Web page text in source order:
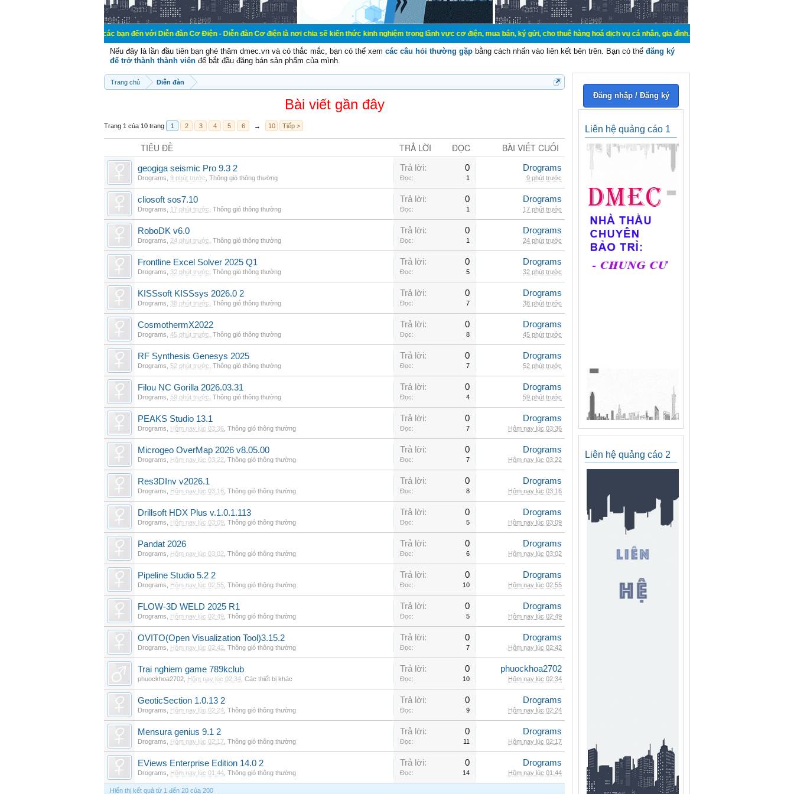
Chào mừng các bạn đến với Diễn đàn Cơ Điện - Diễn đàn Cơ điện là nơi chia sẽ kiến thức kinh nghiệm trong lãnh vực cơ điện, mua bán, ký gửi, cho thuê hàng hoá dịch vụ cá nhân, gia đình. Mua bán, ký gửi, cho thuê thiết bị hệ
Nếu đây là lần đầu tiên bạn ghé thăm dmec.vn và có thắc mắc, bạn có thể xem các câu hỏi thường gặp bằng cách nhấn vào liên kết bên trên. Bạn có thể đăng ký
để trở thành thành viên để bắt đầu đăng bán sản phẩm của mình.
Trang chủ Diễn đàn
Bài viết gần đây
Trang 1 của 10 trang 1 2 3 4 5 6 → 10 Tiếp >
TIÊU ĐỀ TRẢ LỜI ĐỌC BÀI VIẾT CUỐI
geogiga seismic Pro 9.3 2
Drograms 9 phút trước Thông gió thông thường
Trả lời: 0
Đọc: 1
Drograms
9 phút trước
cliosoft sos7.10
Drograms 17 phút trước Thông gió thông thường
Trả lời: 0
Đọc: 1
Drograms
17 phút trước
RoboDK v6.0
Drograms 24 phút trước Thông gió thông thường
Trả lời: 0
Đọc: 1
Drograms
24 phút trước
Frontline Excel Solver 2025 Q1
Drograms 32 phút trước Thông gió thông thường
Trả lời: 0
Đọc: 5
Drograms
32 phút trước
KISSsoft KISSsys 2026.0 2
Drograms 38 phút trước Thông gió thông thường
Trả lời: 0
Đọc: 7
Drograms
38 phút trước
CosmothermX2022
Drograms 45 phút trước Thông gió thông thường
Trả lời: 0
Đọc: 8
Drograms
45 phút trước
RF Synthesis Genesys 2025
Drograms 52 phút trước Thông gió thông thường
Trả lời: 0
Đọc: 7
Drograms
52 phút trước
Filou NC Gorilla 2026.03.31
Drograms 59 phút trước Thông gió thông thường
Trả lời: 0
Đọc: 4
Drograms
59 phút trước
PEAKS Studio 13.1
Drograms Hôm nay lúc 03:36 Thông gió thông thường
Trả lời: 0
Đọc: 7
Drograms
Hôm nay lúc 03:36
Microgeo OverMap 2026 v8.05.00
Drograms Hôm nay lúc 03:22 Thông gió thông thường
Trả lời: 0
Đọc: 7
Drograms
Hôm nay lúc 03:22
Res3DInv v2026.1
Drograms Hôm nay lúc 03:16 Thông gió thông thường
Trả lời: 0
Đọc: 8
Drograms
Hôm nay lúc 03:16
Drillsoft HDX Plus v.1.0.1.113
Drograms Hôm nay lúc 03:09 Thông gió thông thường
Trả lời: 0
Đọc: 5
Drograms
Hôm nay lúc 03:09
Pandat 2026
Drograms Hôm nay lúc 03:02 Thông gió thông thường
Trả lời: 0
Đọc: 6
Drograms
Hôm nay lúc 03:02
Pipeline Studio 5.2 2
Drograms Hôm nay lúc 02:55 Thông gió thông thường
Trả lời: 0
Đọc: 10
Drograms
Hôm nay lúc 02:55
FLOW-3D WELD 2025 R1
Drograms Hôm nay lúc 02:49 Thông gió thông thường
Trả lời: 0
Đọc: 5
Drograms
Hôm nay lúc 02:49
OVITO(Open Visualization Tool)3.15.2
Drograms Hôm nay lúc 02:42 Thông gió thông thường
Trả lời: 0
Đọc: 7
Drograms
Hôm nay lúc 02:42
Trai nghiem game 789kclub
phuockhoa2702 Hôm nay lúc 02:34 Các thiết bị khác
Trả lời: 0
Đọc: 10
phuockhoa2702
Hôm nay lúc 02:34
GeoticSection 1.0.13 2
Drograms Hôm nay lúc 02:24 Thông gió thông thường
Trả lời: 0
Đọc: 9
Drograms
Hôm nay lúc 02:24
Mensura genius 9.1 2
Drograms Hôm nay lúc 02:17 Thông gió thông thường
Trả lời: 0
Đọc: 11
Drograms
Hôm nay lúc 02:17
EViews Enterprise Edition 14.0 2
Drograms Hôm nay lúc 01:44 Thông gió thông thường
Trả lời: 0
Đọc: 14
Drograms
Hôm nay lúc 01:44
Hiển thị kết quả từ 1 đến 20 của 200
Đăng nhập / Đăng ký
Liên hệ quảng cáo 1
Liên hệ quảng cáo 2